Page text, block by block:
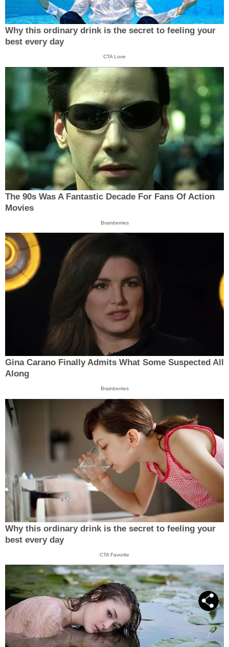
Why this ordinary drink is the secret to feeling your
best every day
CTA Love
The 90s Was A Fantastic Decade For Fans Of Action
Movies
Brainberries
Gina Carano Finally Admits What Some Suspected All
Along
Brainberries
Why this ordinary drink is the secret to feeling your
best every day
CTA Favorite